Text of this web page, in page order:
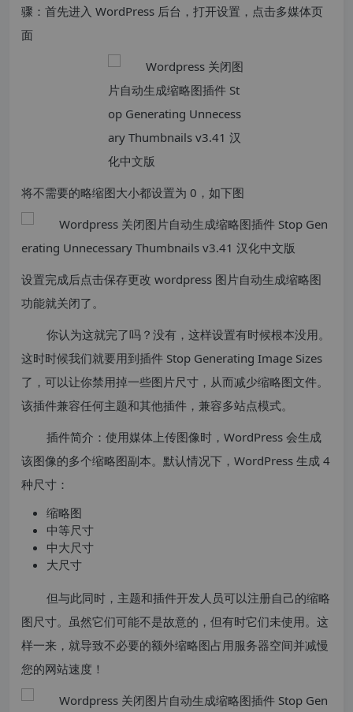
骤：首先进入 WordPress 后台，打开设置，点击多媒体页
面
将不需要的略缩图大小都设置为 0，如下图
设置完成后点击保存更改 wordpress 图片自动生成缩略图
功能就关闭了。
你认为这就完了吗？没有，这样设置有时候根本没用。
这时时候我们就要用到插件 Stop Generating Image Sizes
了，可以让你禁用掉一些图片尺寸，从而减少缩略图文件。
该插件兼容任何主题和其他插件，兼容多站点模式。
插件简介：使用媒体上传图像时，WordPress 会生成
该图像的多个缩略图副本。默认情况下，WordPress 生成 4
种尺寸：
缩略图
中等尺寸
中大尺寸
大尺寸
但与此同时，主题和插件开发人员可以注册自己的缩略
图尺寸。虽然它们可能不是故意的，但有时它们未使用。这
样一来，就导致不必要的额外缩略图占用服务器空间并减慢
您的网站速度！